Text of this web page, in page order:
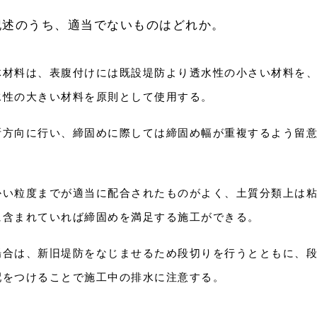
のうち、適当でないものはどれか。
料は、表腹付けには既設堤防より透水性の小さい材料を
の大きい材料を原則として使用する。
向に行い、締固めに際しては締固め幅が重複するよう留
粒度までが適当に配合されたものがよく、土質分類上は
まれていれば締固めを満足する施工ができる。
は、新旧堤防をなじませるため段切りを行うとともに、
つけることで施工中の排水に注意する。